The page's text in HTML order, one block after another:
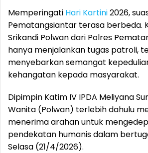
Memperingati Hari Kartini2026,
Pematangsiantar terasa berbeda.
Srikandi Polwan dari Polres
hanya menjalankan tugas patroli,
menyebarkan semangat
kehangatan kepada masyarakat.
Dipimpin Katim IV IPDA Meliyana
Wanita (Polwan) terlebih dahulu
menerima arahan untuk
pendekatan humanis dalam
Selasa (21/4/2026).